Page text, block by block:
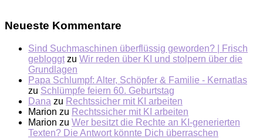
Neueste Kommentare
Sind Suchmaschinen überflüssig geworden? | Frisch
gebloggt zu Wir reden über KI und stolpern über die
Grundlagen
Papa Schlumpf: Alter, Schöpfer & Familie - Kernatlas
zu Schlümpfe feiern 60. Geburtstag
Dana zu Rechtssicher mit KI arbeiten
Marion zu Rechtssicher mit KI arbeiten
Marion zu Wer besitzt die Rechte an KI-generierten
Texten? Die Antwort könnte Dich überraschen